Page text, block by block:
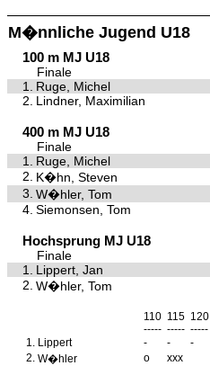
M�nnliche Jugend U18
100 m MJ U18
Finale
1.
Ruge, Michel
2. Lindner, Maximilian
400 m MJ U18
Finale
1.
Ruge, Michel
2. K�hn, Steven
3. W�hler, Tom
4. Siemonsen, Tom
Hochsprung MJ U18
Finale
1.
Lippert, Jan
2. W�hler, Tom
110 115 120
----- ----- -----
1. Lippert - - -
2. W�hler o xxx